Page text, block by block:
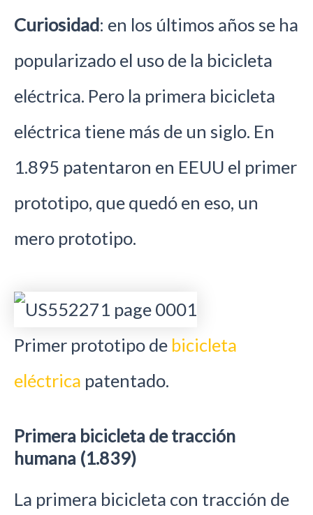
Curiosidad: en los últimos años se ha
popularizado el uso de la bicicleta
eléctrica. Pero la primera bicicleta
eléctrica tiene más de un siglo. En
1.895 patentaron en EEUU el primer
prototipo, que quedó en eso, un
mero prototipo.
Primer prototipo de bicicleta
eléctrica patentado.
Primera bicicleta de tracción
humana (1.839)
La primera bicicleta con tracción de